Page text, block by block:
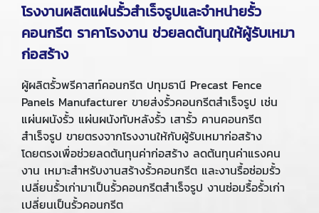
โรงงานผลิตแผ่นรั้วสำเร็จรูปและจำหน่ายรั้ว
คอนกรีต ราคาโรงงาน ช่วยลดต้นทุนให้ผู้รับเหมา
ก่อสร้าง
ผู้ผลิตรั้วพรีคาสท์คอนกรีต ปทุมธานี Precast Fence
Panels Manufacturer ขายส่งรั้วคอนกรีตสำเร็จรูป เช่น
แผ่นผนังรั้ว แผ่นผนังทับหลังรั้ว เสารั้ว คานคอนกรีต
สำเร็จรูป ขายตรงจากโรงงานให้กับผู้รับเหมาก่อสร้าง
โดยตรงเพื่อช่วยลดต้นทุนค่าก่อสร้าง ลดต้นทุนค่าแรงคน
งาน เหมาะสำหรับงานสร้างรั้วคอนกรีต และงานรื้อซ่อมรั้ว
เปลี่ยนรั้วเก่ามาเป็นรั้วคอนกรีตสำเร็จรูป งานซ่อมรื้อรั้วเก่า
เปลี่ยนเป็นรั้วคอนกรีต